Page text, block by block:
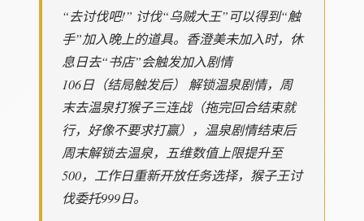
“去讨伐吧!” 讨伐“乌贼大王”可以得到“触
手”加入晚上的道具。香澄美未加入时，休
息日去“书店”会触发加入剧情
106日（结局触发后） 解锁温泉剧情，周
末去温泉打猴子三连战（拖完回合结束就
行，好像不要求打赢），温泉剧情结束后
周末解锁去温泉，五维数值上限提升至
500，工作日重新开放任务选择，猴子王讨
伐委托999日。